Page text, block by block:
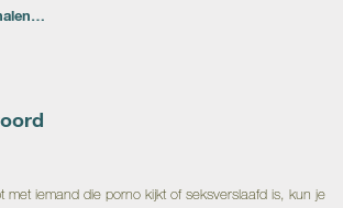
met iemand die porno kijkt of seksverslaafd is, kun je